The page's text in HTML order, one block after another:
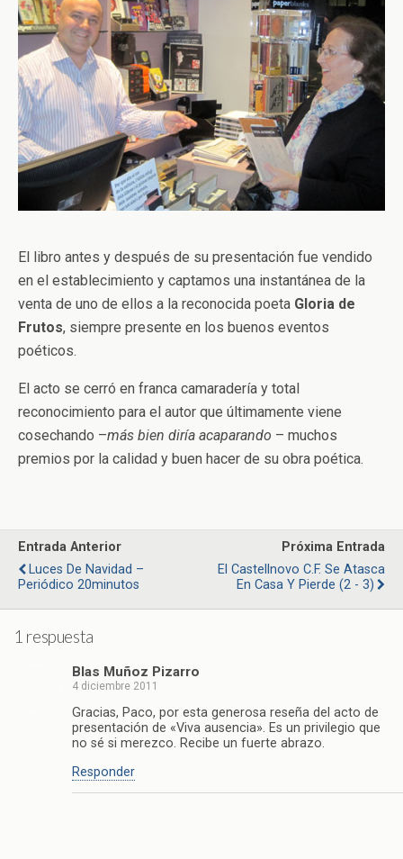
El libro antes y después de su presentación fue vendido
en el establecimiento y captamos una instantánea de la
venta de uno de ellos a la reconocida poeta Gloria de
Frutos, siempre presente en los buenos eventos
poéticos.
El acto se cerró en franca camaradería y total
reconocimiento para el autor que últimamente viene
cosechando –más bien diría acaparando – muchos
premios por la calidad y buen hacer de su obra poética.
Entrada Anterior
Luces De Navidad –
Periódico 20minutos
Próxima Entrada
El Castellnovo C.F. Se Atasca
En Casa Y Pierde (2 - 3)
1 respuesta
Blas Muñoz Pizarro
4 diciembre 2011
Gracias, Paco, por esta generosa reseña del acto de
presentación de «Viva ausencia». Es un privilegio que
no sé si merezco. Recibe un fuerte abrazo.
Responder